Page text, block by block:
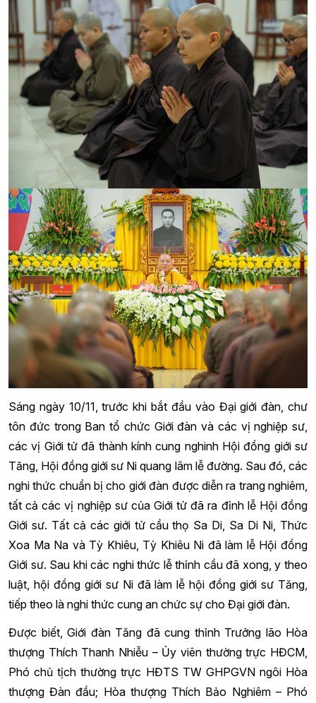
Sáng ngày 10/11, trước khi bắt đầu vào Đại giới đàn, chư
tôn đức trong Ban tổ chức Giới đàn và các vị nghiệp sư,
các vị Giới tử đã thành kính cung nghinh Hội đồng giới sư
Tăng, Hội đồng giới sư Ni quang lâm lễ đường. Sau đó, các
nghi thức chuẩn bị cho giới đàn được diễn ra trang nghiêm,
tất cả các vị nghiệp sư của Giới tử đã ra đỉnh lễ Hội đồng
Giới sư. Tất cả các giới tử cầu thọ Sa Di, Sa Di Ni, Thức
Xoa Ma Na và Tỳ Khiêu, Tỳ Khiêu Ni đã làm lễ Hội đồng
Giới sư. Sau khi các nghi thức lễ thỉnh cầu đã xong, y theo
luật, hội đồng giới sư Ni đã làm lễ hội đồng giới sư Tăng,
tiếp theo là nghi thức cung an chức sự cho Đại giới đàn.
Được biết, Giới đàn Tăng đã cung thỉnh Trưởng lão Hòa
thượng Thích Thanh Nhiễu – Ủy viên thường trực HĐCM,
Phó chủ tịch thường trực HĐTS TW GHPGVN ngôi Hòa
thượng Đàn đầu; Hòa thượng Thích Bảo Nghiêm – Phó